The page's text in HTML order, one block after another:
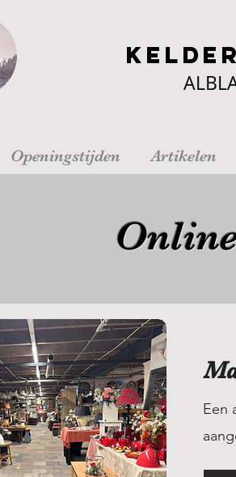
Openingstijden Artikelen
Een